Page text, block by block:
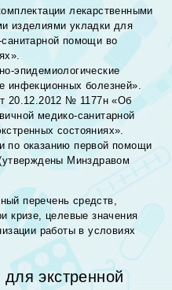
лекарственными
изделиями укладки для
помощи во
эпидемиологические
инфекционных болезней».
20.12.2012 № 1177н «Об
медико-санитарной
состояниях».
по оказанию первой помощи
Минздравом
перечень средств,
кризе, целевые значения
работы в условиях
экстренной